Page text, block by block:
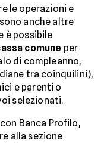
le operazioni e
anche altre
è possibile
comune per
di compleanno,
tra coinquilini),
e parenti o
selezionati.
Banca Profilo,
alla sezione